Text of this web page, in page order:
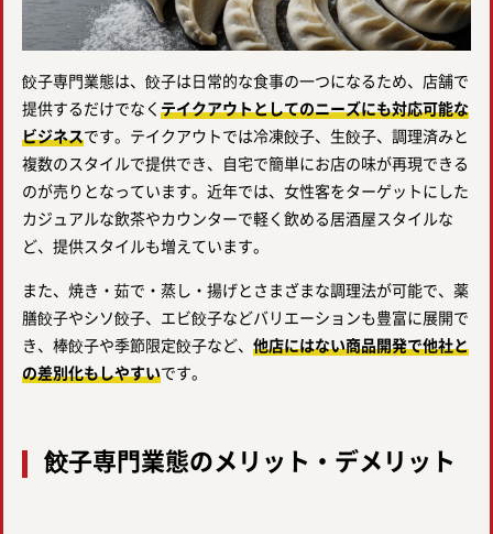
餃子専門業態は、餃子は日常的な食事の一つになるため、店舗で
提供するだけでなく テイクアウトとしてのニーズにも対応可能な
ビジネスです。テイクアウトでは冷凍餃子、生餃子、調理済みと
複数のスタイルで提供でき、自宅で簡単にお店の味が再現できる
のが売りとなっています。近年では、女性客をターゲットにした
カジュアルな飲茶やカウンターで軽く飲める居酒屋スタイルな
ど、提供スタイルも増えています。
また、焼き・茹で・蒸し・揚げとさまざまな調理法が可能で、薬
膳餃子やシソ餃子、エビ餃子などバリエーションも豊富に展開で
き、棒餃子や季節限定餃子など、 他店にはない商品開発で他社と
の差別化もしやすいです。
餃子専門業態のメリット・デメリット